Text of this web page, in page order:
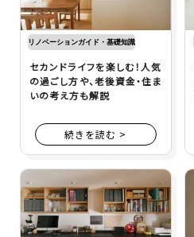
リノベーションガイド・基礎知識
セカンドライフを楽しむ！人気
の過ごし方や、老後資金・住ま
いの考え方も解説
続きを読む >